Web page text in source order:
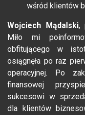
wśród klientów
Wojciech Mądalski,
Miło mi
obfitującego w
osiągnęła po raz
operacyjnej. Po
finansowej
sukcesowi w
dla klientów